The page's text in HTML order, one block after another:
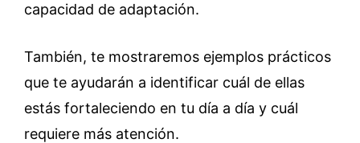
capacidad de adaptación.
También, te mostraremos ejemplos prácticos
que te ayudarán a identificar cuál de ellas
estás fortaleciendo en tu día a día y cuál
requiere más atención.